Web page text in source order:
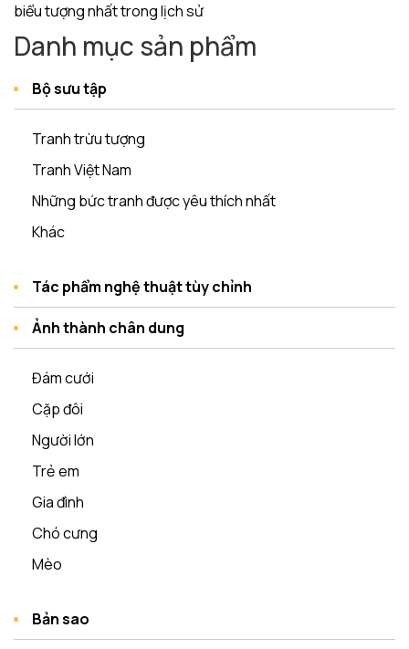
biểu tượng nhất trong lịch sử
Danh mục sản phẩm
Bộ sưu tập
Tranh trừu tượng
Tranh Việt Nam
Những bức tranh được yêu thích nhất
Khác
Tác phẩm nghệ thuật tùy chỉnh
Ảnh thành chân dung
Đám cưới
Cặp đôi
Người lớn
Trẻ em
Gia đình
Chó cưng
Mèo
Bản sao